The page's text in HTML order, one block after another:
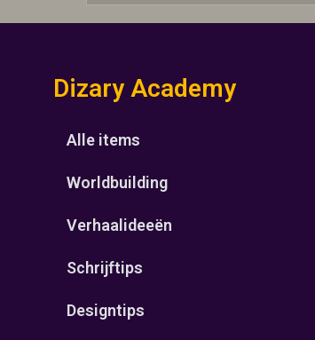
Dizary Academy
Alle items
Worldbuilding
Verhaalideeën
Schrijftips
Designtips